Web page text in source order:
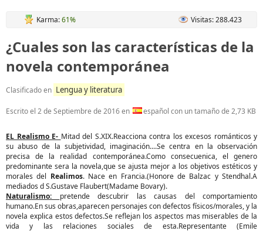
Karma:61% Visitas: 288.423
¿Cuales son las características de la
novela contemporánea
Clasificado en Lengua y literatura
Escrito el 2 de Septiembre de 2016en español con un tamaño de 2,73 KB
EL Realismo E- Mitad del S.XIX.Reacciona contra los excesos románticos y
su abuso de la subjetividad, imaginación....Se centra en la observación
precisa de la realidad contemporánea.Como consecuenica, el genero
predominante sera la novela,que se ajusta mejor a los objetivos estéticos y
morales del Realimos. Nace en Francia.(Honore de Balzac y Stendhal.A
mediados d S.Gustave Flaubert(Madame Bovary).
Naturalismo: pretende descubrir las causas del comportamiento
humano.En sus obras,aparecen personajes con defectos físicos/morales, y la
novela explica estos defectos.Se reflejan los aspectos mas miserables de la
vida y las relaciones sociales de esta.Representante (Emile